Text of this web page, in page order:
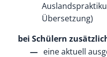
Übersetzung)
bei Schülern
eine aktuell